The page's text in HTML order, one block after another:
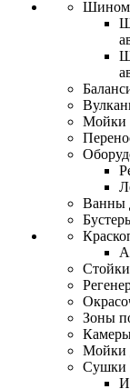
Мойки
Ванны
Зоны
Мойки
Сушки